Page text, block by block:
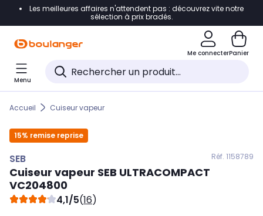
Accéder directement à la navigation
Accéder directement au pied de page
Accéder directement au chatbot
Les meilleures affaires n'attendent pas : découvrez vite notre
sélection à prix bradés.
Me connecterPanier
Menu
Accueil Cuiseur vapeur
15% remise reprise
SEB Réf. 1158789
Cuiseur vapeur SEB ULTRACOMPACT
VC204800
4,1/5(16)